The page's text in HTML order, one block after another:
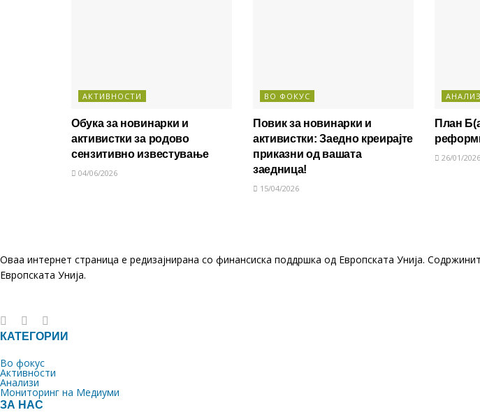
АКТИВНОСТИ
Обука за новинарки и
активистки за родово
сензитивно известување
04/06/2026
ВО ФОКУС
Повик за новинарки и
активистки: Заедно креирајте
приказни од вашата
заедница!
15/04/2026
План
26/01/2026
Оваа интернет страница е редизајнирана со финансиска поддршка од Европската Унија.
Европската Унија.
КАТЕГОРИИ
Во фокус
Активности
Анализи
Мониторинг на Медиуми
ЗА НАС